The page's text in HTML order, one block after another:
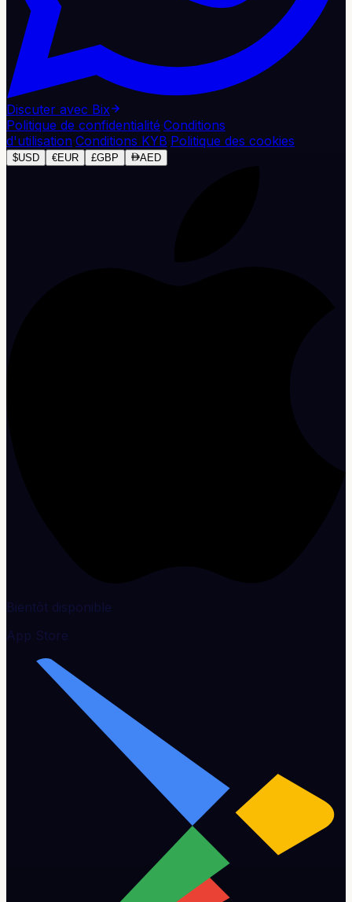
Discuter avec Bix
Politique de confidentialité·Conditions
d'utilisation·Conditions KYB·Politique des cookies
$USD €EUR £GBP AED
Bientôt disponible
App Store